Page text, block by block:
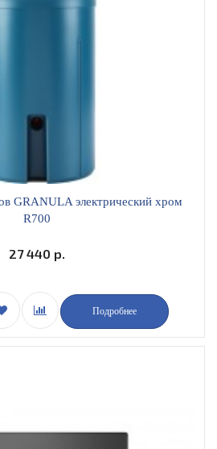
GRANULA электрический хром
R700
27 440 р.
Подробнее